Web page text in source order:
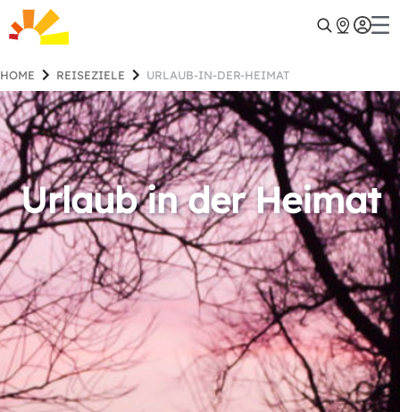
HOME REISEZIELE URLAUB-IN-DER-HEIMAT
Urlaub in der Heimat